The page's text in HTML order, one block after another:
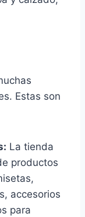
Estas son
La tienda
productos
accesorios
para